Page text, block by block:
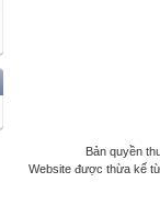
Bản quyền
Website được thừa kế